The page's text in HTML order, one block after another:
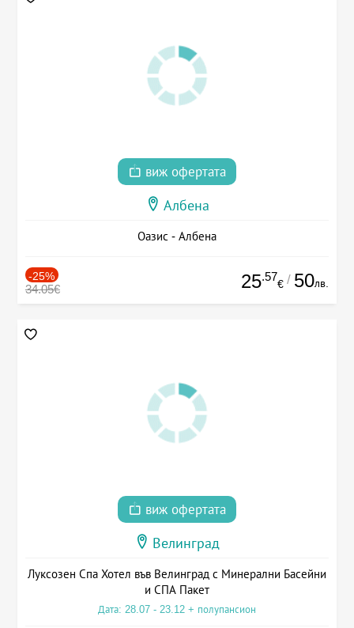
виж офертата
Албена
Оазис - Албена
-25%
34.05€ 25.57
€ / 50лв.
виж офертата
Велинград
Луксозен Спа Хотел във Велинград с Минерални Басейни
и СПА Пакет
Дата: 28.07 - 23.12 + полупансион